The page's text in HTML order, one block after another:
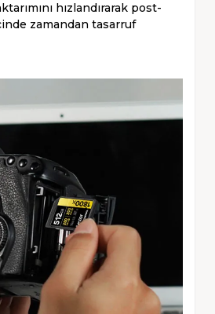
hızlandırarak post-
zamandan tasarruf